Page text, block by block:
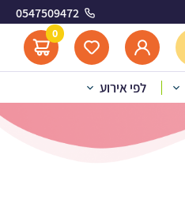
0547509472
0
לפי אירוע